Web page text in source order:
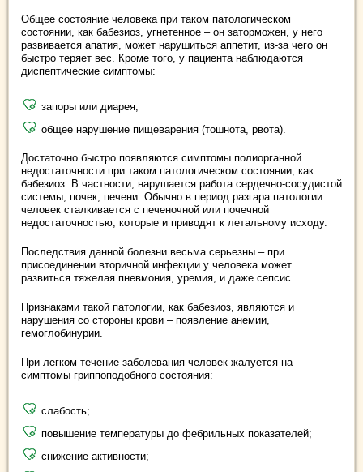
Общее состояние человека при таком патологическом
состоянии, как бабезиоз, угнетенное – он заторможен, у него
развивается апатия, может нарушиться аппетит, из-за чего он
быстро теряет вес. Кроме того, у пациента наблюдаются
диспептические симптомы:
запоры или диарея;
общее нарушение пищеварения (тошнота, рвота).
Достаточно быстро появляются симптомы полиорганной
недостаточности при таком патологическом состоянии, как
бабезиоз. В частности, нарушается работа сердечно-сосудистой
системы, почек, печени. Обычно в период разгара патологии
человек сталкивается с печеночной или почечной
недостаточностью, которые и приводят к летальному исходу.
Последствия данной болезни весьма серьезны – при
присоединении вторичной инфекции у человека может
развиться тяжелая пневмония, уремия, и даже сепсис.
Признаками такой патологии, как бабезиоз, являются и
нарушения со стороны крови – появление анемии,
гемоглобинурии.
При легком течение заболевания человек жалуется на
симптомы гриппоподобного состояния:
слабость;
повышение температуры до фебрильных показателей;
снижение активности;